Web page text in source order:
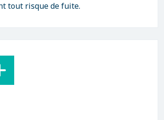
tout risque de fuite.